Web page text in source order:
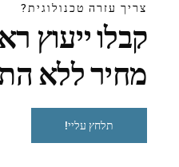
חינוך מתמשך באמצעות קורסים
ההתקדמות האחרונה
באופן לא מקוון, יכולה לספק
חונכות ושיפור היתרון התחרותי
צריך עזרה טכנולוגית?
קבלו ייעוץ
מחיר ללא
תלחץ עליי!